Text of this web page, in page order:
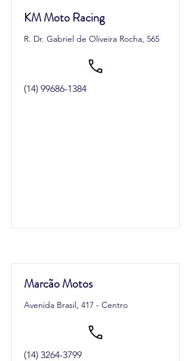
KM Moto Racing
R. Dr. Gabriel de Oliveira Rocha, 565
(14) 99686-1384
Marcão Motos
Avenida Brasil, 417 - Centro
(14) 3264-3799